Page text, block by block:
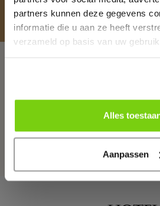
partners kunnen deze gegevens
informatie die u aan ze heeft
verzameld op basis van uw
Alles
Aanpassen
Restaurant Le
Wijnbar It's
comfortabele kamers voor een
Boek een